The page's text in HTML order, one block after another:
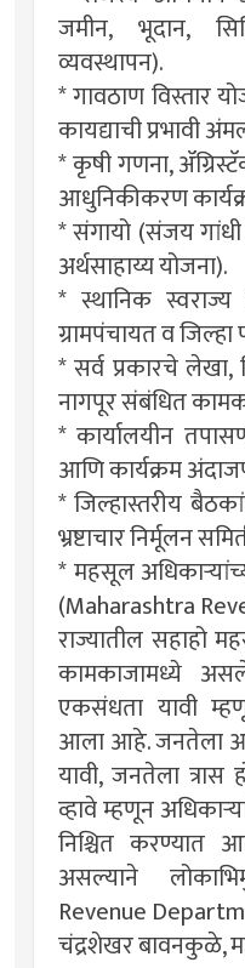
जमीन, भूदान,
व्यवस्थापन).
* गावठाण विस्तार
कायद्याची प्रभावी
* कृषी गणना,
आधुनिकीकरण
* संगायो (संजय गांधी
अर्थसाहाय्य योजना).
* स्थानिक
ग्रामपंचायत व जिल्हा
* सर्व प्रकारचे
नागपूर संबंधित
* कार्यालयीन
आणि कार्यक्रम
* जिल्हास्तरीय
भ्रष्टाचार निर्मूलन
* महसूल
(Maharashtra
राज्यातील सहाहो
कामकाजामध्ये
एकसंधता यावी
आला आहे. जनतेला
यावी, जनतेला
व्हावे म्हणून
निश्चित
असल्याने
Revenue
चंद्रशेखर बावनकुळे,